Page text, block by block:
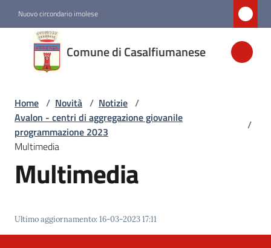
Nuovo circondario imolese
Comune di Casalfiumanese
Comune di
Casalfiumanese
Amministrazione
Novità
Vivere
Casalfiumanese
Home / Novità / Notizie /
Avalon - centri di aggregazione giovanile
programmazione 2023
/
Multimedia
Multimedia
Ultimo aggiornamento:16-03-2023 17:11